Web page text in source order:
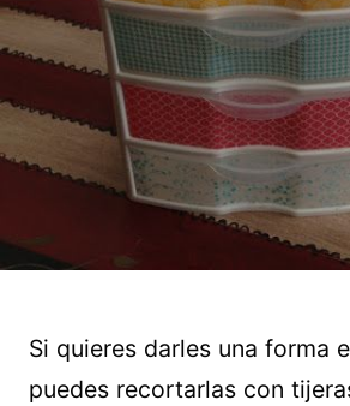
Si quieres darles una forma
puedes recortarlas con